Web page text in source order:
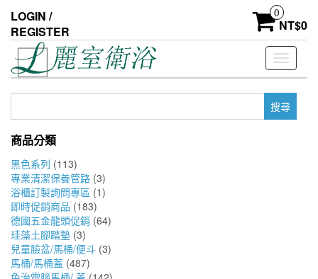
the
content
LOGIN /
REGISTER
0
NT$0
Toggle
鍵
商品分類
黑色系列 (113)
專業清潔保養管路 (3)
浴櫃訂製詢問專區 (1)
即時促銷商品 (183)
德國五金龍頭促銷 (64)
珪藻土腳踏墊 (3)
兒童臉盆/馬桶/便斗 (3)
馬桶/馬桶蓋 (487)